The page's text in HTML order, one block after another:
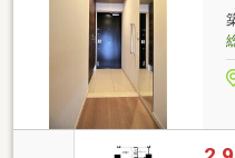
に立ち寄っていただ
＝＝＝＝＝＝＝＝＝